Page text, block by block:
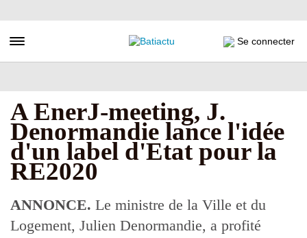
au
principal
Toggle navigation Se connecter
A EnerJ-meeting, J.
Denormandie lance l'idée
d'un label d'Etat pour la
RE2020
ANNONCE. Le ministre de la Ville et du
Logement, Julien Denormandie, a profité